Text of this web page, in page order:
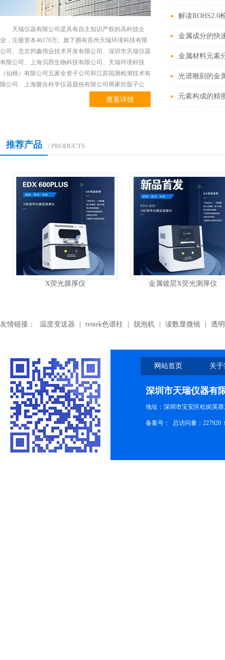
天瑞仪器有限公司是具有自主知识产权的高科技企
业，注册资本46176万。旗下拥有苏州天瑞环境科技有限
公司、北京邦鑫伟业技术开发有限公司、深圳市天瑞仪器
有限公司、上海贝西生物科技有限公司、天瑞环境科技
（仙桃）有限公司五家全资子公司和江苏国测检测技术有
限公司、上海磐合科学仪器股份有限公司两家控股子公
司。总部位于风景秀丽的江苏省昆山市阳澄湖畔。公司专
业从事光谱、色谱、质谱等分析测试仪器及其软件的研
查看详情
解读ROHS2.0
金属成分的快
金属材料元素
光谱雕刻的金
元素构成的精
推荐产品 / PRODUCTS
金属镀层X荧光测厚仪 ROHS检测
友情链接： 温度变送器 restek色谱柱 脱泡机 读数显微镜 透
网站首页 关
深圳市天瑞仪器有
地址：深圳市宝安区松岗芙
备案号： 总访问量：227920